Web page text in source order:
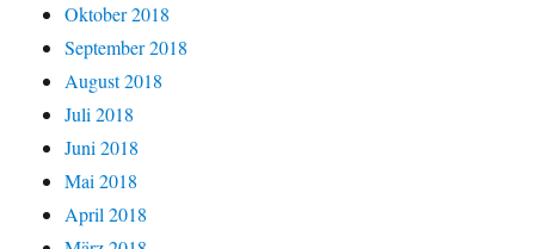
Oktober 2018
September 2018
August 2018
Juli 2018
Juni 2018
Mai 2018
April 2018